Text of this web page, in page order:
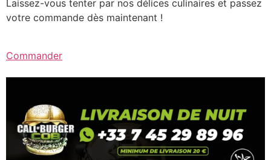
Laissez-vous tenter par nos délices culinaires et passez
votre commande dès maintenant !
Commander